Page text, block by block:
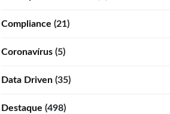
Compliance (21)
Coronavírus (5)
Data Driven (35)
Destaque (498)